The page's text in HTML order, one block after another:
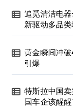
追觅清洁电
新驱动多品
黄金瞬间冲
引爆
特斯拉中国
国车企该醒醒